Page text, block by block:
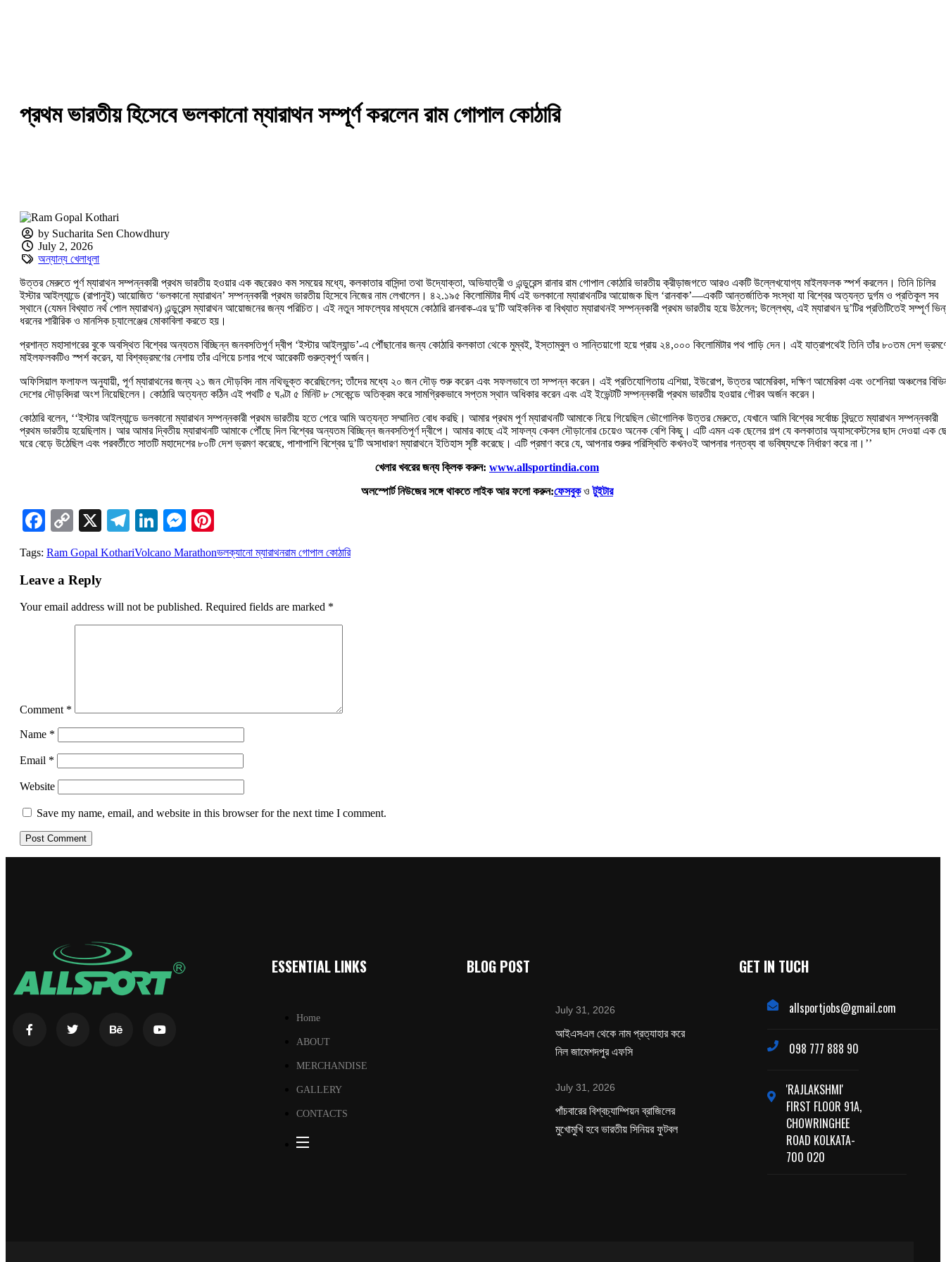
প্রথম ভারতীয় হিসেবে ভলকানো ম্যারাথন সম্পূর্ণ করলেন রাম গোপাল কোঠারি
by Sucharita Sen Chowdhury
July 2, 2026
অন্যান্য খেলাধুলা
উত্তর মেরুতে পূর্ণ ম্যারাথন সম্পন্নকারী প্রথম ভারতীয় হওয়ার এক বছরেরও কম সময়ের মধ্যে, কলকাতার বাসিন্দা তথা উদ্যোক্তা, অভিযাত্রী ও এন্ডুরেন্স রানার রাম গোপাল কোঠারি ভারতীয় ক্রীড়াজগতে আরও একটি উল্লেখযোগ্য মাইলফলক স্পর্শ করলেন। তিনি চিলির
ইস্টার আইল্যান্ডে (রাপানুই) আয়োজিত ‘ভলকানো ম্যারাথন’ সম্পন্নকারী প্রথম ভারতীয় হিসেবে নিজের নাম লেখালেন। ৪২.১৯৫ কিলোমিটার দীর্ঘ এই ভলকানো ম্যারাথনটির আয়োজক ছিল ‘রানবাক’—একটি আন্তর্জাতিক সংস্থা যা বিশ্বের অত্যন্ত দুর্গম ও প্রতিকূল সব
স্থানে (যেমন বিখ্যাত নর্থ পোল ম্যারাথন) এন্ডুরেন্স ম্যারাথন আয়োজনের জন্য পরিচিত। এই নতুন সাফল্যের মাধ্যমে কোঠারি রানবাক-এর দু’টি আইকনিক বা বিখ্যাত ম্যারাথনই সম্পন্নকারী প্রথম ভারতীয় হয়ে উঠলেন; উল্লেখ্য, এই ম্যারাথন দু’টির প্রতিটিতেই সম্পূর্ণ
ধরনের শারীরিক ও মানসিক চ্যালেঞ্জের মোকাবিলা করতে হয়।
প্রশান্ত মহাসাগরের বুকে অবস্থিত বিশ্বের অন্যতম বিচ্ছিন্ন জনবসতিপূর্ণ দ্বীপ ‘ইস্টার আইল্যান্ড’-এ পৌঁছানোর জন্য কোঠারি কলকাতা থেকে মুম্বই, ইস্তাম্বুল ও সান্তিয়াগো হয়ে প্রায় ২৪,০০০ কিলোমিটার পথ পাড়ি দেন। এই যাত্রাপথেই তিনি তাঁর ৮০তম দেশ
মাইলফলকটিও স্পর্শ করেন, যা বিশ্বভ্রমণের নেশায় তাঁর এগিয়ে চলার পথে আরেকটি গুরুত্বপূর্ণ অর্জন।
অফিসিয়াল ফলাফল অনুযায়ী, পূর্ণ ম্যারাথনের জন্য ২১ জন দৌড়বিদ নাম নথিভুক্ত করেছিলেন; তাঁদের মধ্যে ২০ জন দৌড় শুরু করেন এবং সফলভাবে তা সম্পন্ন করেন। এই প্রতিযোগিতায় এশিয়া, ইউরোপ, উত্তর আমেরিকা, দক্ষিণ আমেরিকা এবং ওশেনিয়া অঞ্চলের
দেশের দৌড়বিদরা অংশ নিয়েছিলেন। কোঠারি অত্যন্ত কঠিন এই পথটি ৫ ঘণ্টা ৫ মিনিট ৮ সেকেন্ডে অতিক্রম করে সামগ্রিকভাবে সপ্তম স্থান অধিকার করেন এবং এই ইভেন্টটি সম্পন্নকারী প্রথম ভারতীয় হওয়ার গৌরব অর্জন করেন।
কোঠারি বলেন, ‘‘ইস্টার আইল্যান্ডে ভলকানো ম্যারাথন সম্পন্নকারী প্রথম ভারতীয় হতে পেরে আমি অত্যন্ত সম্মানিত বোধ করছি। আমার প্রথম পূর্ণ ম্যারাথনটি আমাকে নিয়ে গিয়েছিল ভৌগোলিক উত্তর মেরুতে, যেখানে আমি বিশ্বের সর্বোচ্চ বিন্দুতে ম্যারাথন সম্পন্নকারী
প্রথম ভারতীয় হয়েছিলাম। আর আমার দ্বিতীয় ম্যারাথনটি আমাকে পৌঁছে দিল বিশ্বের অন্যতম বিচ্ছিন্ন জনবসতিপূর্ণ দ্বীপে। আমার কাছে এই সাফল্য কেবল দৌড়ানোর চেয়েও অনেক বেশি কিছু। এটি এমন এক ছেলের গল্প যে কলকাতার অ্যাসবেস্টসের ছাদ দেওয়া এক
ঘরে বেড়ে উঠেছিল এবং পরবর্তীতে সাতটি মহাদেশের ৮০টি দেশ ভ্রমণ করেছে, পাশাপাশি বিশ্বের দু’টি অসাধারণ ম্যারাথনে ইতিহাস সৃষ্টি করেছে। এটি প্রমাণ করে যে, আপনার শুরুর পরিস্থিতি কখনওই আপনার গন্তব্য বা ভবিষ্যৎকে নির্ধারণ করে না।’’
খেলার খবরের জন্য ক্লিক করুন: www.allsportindia.com
অলস্পোর্ট নিউজের সঙ্গে থাকতে লাইক আর ফলো করুন:ফেসবুকওটুইটার
Facebook
Copy
Link
X Telegram
LinkedIn
Messenger
Tags: Ram Gopal KothariVolcano Marathonভলক্যানো ম্যারাথনরাম গোপাল কোঠারি
Leave a Reply
Your email address will not be published. Required fields are marked *
Comment *
Name *
Email *
Website
Save my name, email, and website in this browser for the next time I comment.
ESSENTIAL LINKS
Home
ABOUT
MERCHANDISE
GALLERY
CONTACTS
BLOG POST
July 31, 2026
‌আইএসএল থেকে নাম প্রত্যাহার করে
নিল জামেশদপুর এফসি
July 31, 2026
পাঁচবারের বিশ্বচ্যাম্পিয়ন ব্রাজিলের
মুখোমুখি হবে ভারতীয় সিনিয়র ফুটবল
GET IN TUCH
allsportjobs@gmail.com
098 777 888 90
'RAJLAKSHMI'
FIRST FLOOR 91A,
CHOWRINGHEE
ROAD KOLKATA-
700 020